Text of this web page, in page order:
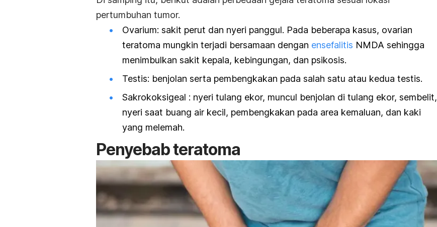
pertumbuhan tumor.
Ovarium: sakit perut dan nyeri panggul. Pada beberapa kasus, ovarian
teratoma mungkin terjadi bersamaan dengan ensefalitis NMDA sehingga
menimbulkan sakit kepala, kebingungan, dan psikosis.
Testis: benjolan serta pembengkakan pada salah satu atau kedua testis.
Sakrokoksigeal : nyeri tulang ekor, muncul benjolan di tulang ekor, sembelit,
nyeri saat buang air kecil, pembengkakan pada area kemaluan, dan kaki
yang melemah.
Penyebab teratoma